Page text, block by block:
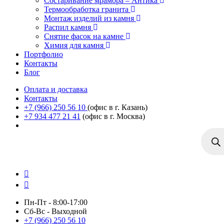
Термообработка гранита
Монтаж изделий из камня
Распил камня
Снятие фасок на камне
Химия для камня
Портфолио
Контакты
Блог
Оплата и доставка
Контакты
+7 (966) 250 56 10 (офис в г. Казань)
+7 934 477 21 41 (офис в г. Москва)
Пн-Пт - 8:00-17:00
Сб-Вс - Выходной
+7 (966) 250 56 10